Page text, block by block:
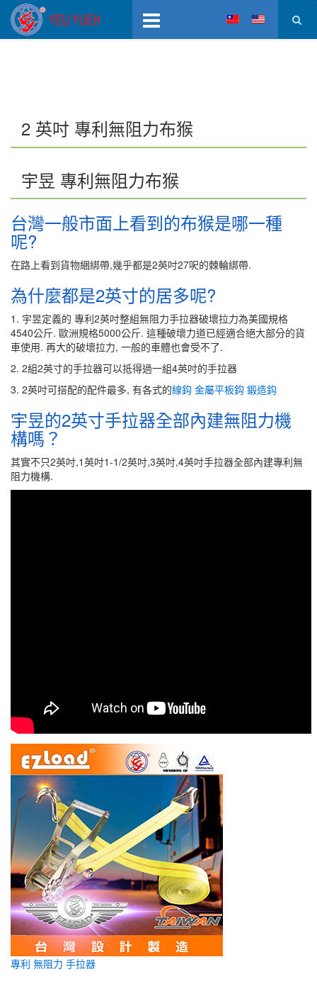
2 英吋 專利無阻力布猴
宇昱 專利無阻力布猴
台灣一般市面上看到的布猴是哪一種
呢?
在路上看到貨物綑綁帶,幾乎都是2英吋27呎的棘輪綁帶.
為什麼都是2英寸的居多呢?
1. 宇昱定義的 專利2英吋整組無阻力手拉器破壞拉力為美國規格
4540公斤. 歐洲規格5000公斤. 這種破壞力道已經適合絕大部分的貨
車使用. 再大的破壞拉力, 一般的車體也會受不了.
2. 2組2英寸的手拉器可以抵得過一組4英吋的手拉器
3. 2英吋可搭配的配件最多, 有各式的線鈎 金屬平板鈎 鍛造鈎
宇昱的2英寸手拉器全部內建無阻力機
構嗎？
其實不只2英吋,1英吋1-1/2英吋,3英吋,4英吋手拉器全部內建專利無
阻力機構.
專利 無阻力 手拉器